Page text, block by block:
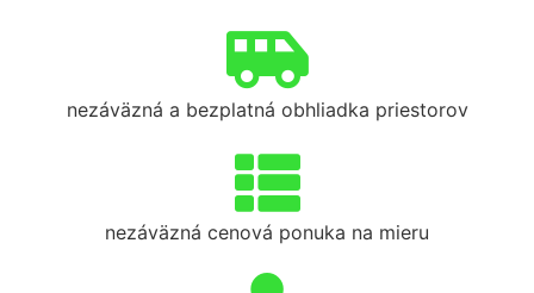
nezáväzná a bezplatná obhliadka priestorov
nezáväzná cenová ponuka na mieru